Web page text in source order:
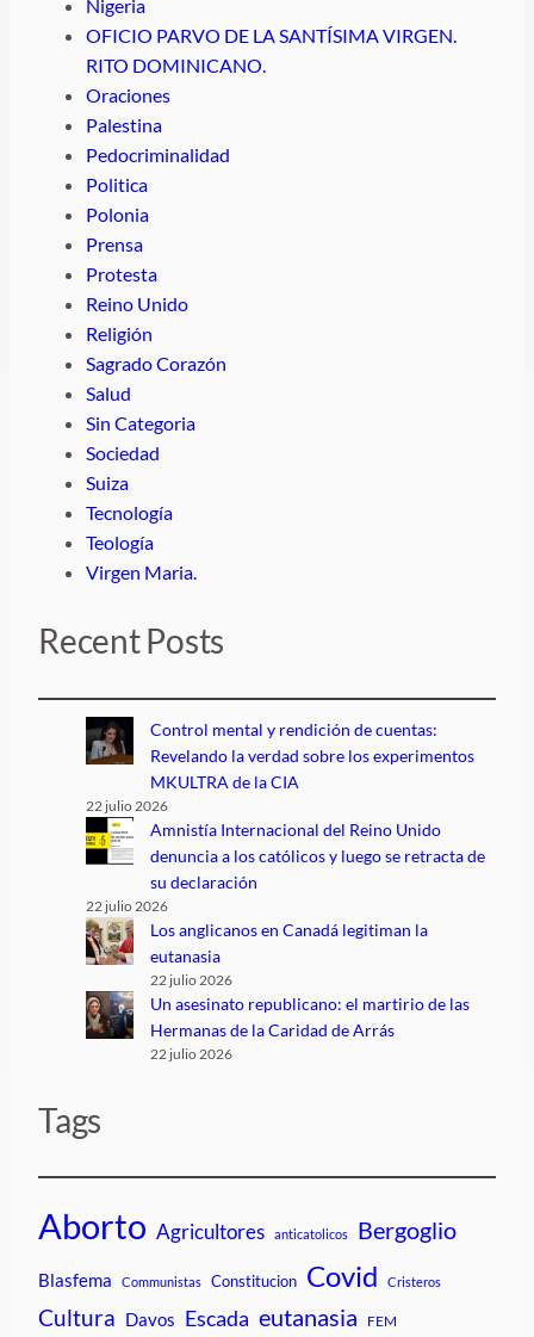
Nigeria
OFICIO PARVO DE LA SANTÍSIMA VIRGEN.
RITO DOMINICANO.
Oraciones
Palestina
Pedocriminalidad
Politica
Polonia
Prensa
Protesta
Reino Unido
Religión
Sagrado Corazón
Salud
Sin Categoria
Sociedad
Suiza
Tecnología
Teología
Virgen Maria.
Recent Posts
Control mental y rendición de cuentas:
Revelando la verdad sobre los experimentos
MKULTRA de la CIA
22 julio 2026
Amnistía Internacional del Reino Unido
denuncia a los católicos y luego se retracta de
su declaración
22 julio 2026
Los anglicanos en Canadá legitiman la
eutanasia
22 julio 2026
Un asesinato republicano: el martirio de las
Hermanas de la Caridad de Arrás
22 julio 2026
Tags
Aborto Agricultores anticatolicos Bergoglio
Blasfema Communistas Constitucion Covid Cristeros
Cultura Davos Escada eutanasia FEM